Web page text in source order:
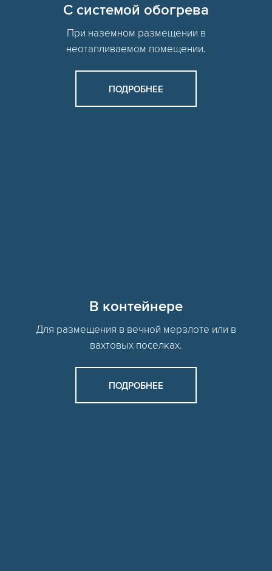
C системой обогрева
При наземном размещении в
неотапливаемом помещении.
ПОДРОБНЕЕ
В контейнере
Для размещения в вечной мерзлоте или в
вахтовых поселках.
ПОДРОБНЕЕ